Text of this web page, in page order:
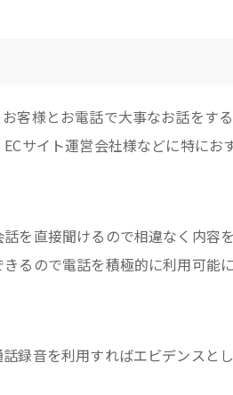
客様とお電話で大事なお話をす
サイト運営会社様などに特にお
を直接聞けるので相違なく内容
るので電話を積極的に利用可能に
録音を利用すればエビデンスと